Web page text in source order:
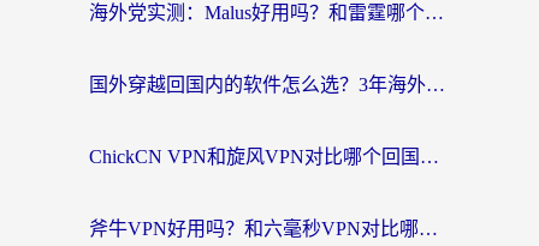
海外党实测：Malus好用吗？和雷霆哪个好？+ 3款热门加速器深度对比
国外穿越回国内的软件怎么选？3年海外党亲测实用指南，告别地域限制
ChickCN VPN和旋风VPN对比哪个回国效果更好？海外党实测回国内网神器指南
斧牛VPN好用吗？和六毫秒VPN对比哪个回国效果更好？海外党亲测实用指南